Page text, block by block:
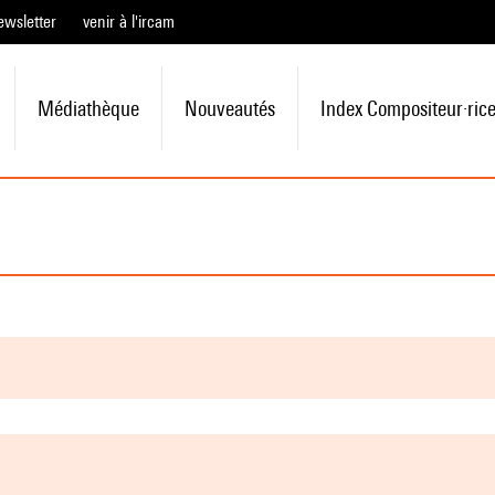
venir à l'ircam
Médiathèque Nouveautés Index Compositeur·rice